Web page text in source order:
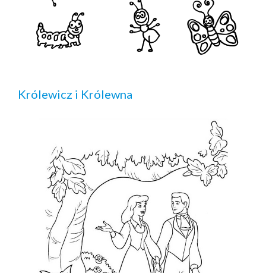
Królewicz i Królewna